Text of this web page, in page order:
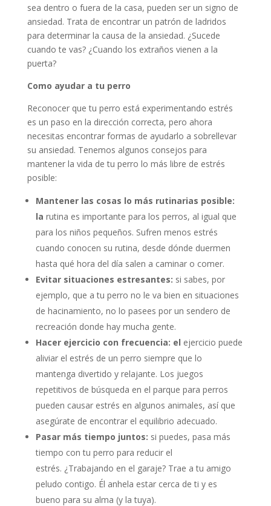
sea dentro o fuera de la casa, pueden ser un signo de
ansiedad. Trata de encontrar un patrón de ladridos
para determinar la causa de la ansiedad. ¿Sucede
cuando te vas? ¿Cuando los extraños vienen a la
puerta?
Como ayudar a tu perro
Reconocer que tu perro está experimentando estrés
es un paso en la dirección correcta, pero ahora
necesitas encontrar formas de ayudarlo a sobrellevar
su ansiedad. Tenemos algunos consejos para
mantener la vida de tu perro lo más libre de estrés
posible:
Mantener las cosas lo más rutinarias posible:
la rutina es importante para los perros, al igual que
para los niños pequeños. Sufren menos estrés
cuando conocen su rutina, desde dónde duermen
hasta qué hora del día salen a caminar o comer.
Evitar situaciones estresantes: si sabes, por
ejemplo, que a tu perro no le va bien en situaciones
de hacinamiento, no lo pasees por un sendero de
recreación donde hay mucha gente.
Hacer ejercicio con frecuencia: el ejercicio puede
aliviar el estrés de un perro siempre que lo
mantenga divertido y relajante. Los juegos
repetitivos de búsqueda en el parque para perros
pueden causar estrés en algunos animales, así que
asegúrate de encontrar el equilibrio adecuado.
Pasar más tiempo juntos: si puedes, pasa más
tiempo con tu perro para reducir el
estrés. ¿Trabajando en el garaje? Trae a tu amigo
peludo contigo. Él anhela estar cerca de ti y es
bueno para su alma (y la tuya).